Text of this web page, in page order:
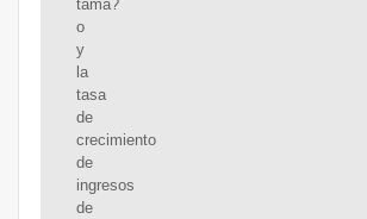
tama?
o
y
la
tasa
de
crecimiento
de
ingresos
de